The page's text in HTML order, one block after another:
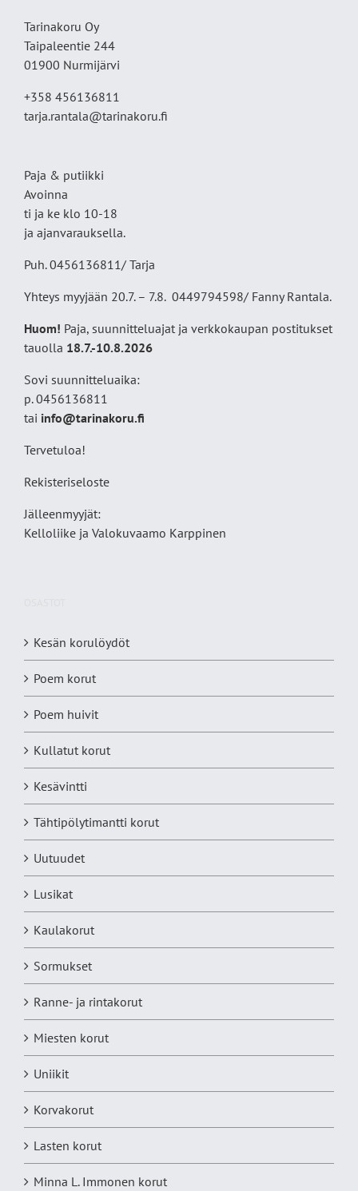
Tarinakoru Oy
Taipaleentie 244
01900 Nurmijärvi
+358 456136811
tarja.rantala@tarinakoru.fi
Paja & putiikki
Avoinna
ti ja ke klo 10-18
ja ajanvarauksella.
Puh. 0456136811/ Tarja
Yhteys myyjään 20.7. – 7.8. 0449794598/ Fanny Rantala.
Huom! Paja, suunnitteluajat ja verkkokaupan postitukset
tauolla 18.7.-10.8.2026
Sovi suunnitteluaika:
p. 0456136811
tai info@tarinakoru.fi
Tervetuloa!
Rekisteriseloste
Jälleenmyyjät:
Kelloliike ja Valokuvaamo Karppinen
Kesän korulöydöt
Poem korut
Poem huivit
Kullatut korut
Kesävintti
Tähtipölytimantti korut
Uutuudet
Lusikat
Kaulakorut
Sormukset
Ranne- ja rintakorut
Miesten korut
Uniikit
Korvakorut
Lasten korut
Minna L. Immonen korut